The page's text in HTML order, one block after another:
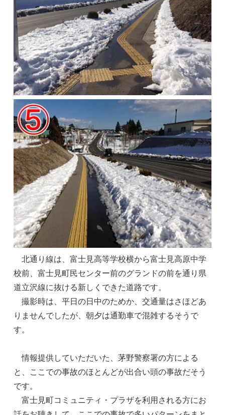
北通り線は、富士見高等学校横から富士見高原中学
校前、富士見町民センター前のグランドの前を通り県
道立沢線に抜ける新しくできた道路です。
撮影時は、平日の日中のためか、交通量はさほどあ
りませんでしたが、朝夕は通勤車で混雑するそうで
す。
情報提供していただいた、茅野警察署の方による
と、ここでの事故のほとんどが出合い頭の事故だそう
です。
富士見町コミュニティ・プラザを利用される方にお